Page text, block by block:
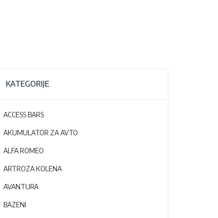
KATEGORIJE
ACCESS BARS
AKUMULATOR ZA AVTO
ALFA ROMEO
ARTROZA KOLENA
AVANTURA
BAZENI